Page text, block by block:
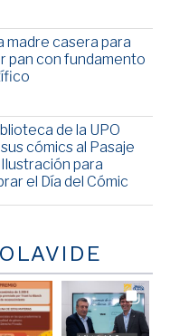
madre casera para
pan con fundamento
de la UPO
sus cómics al Pasaje
para
el Día del Cómic